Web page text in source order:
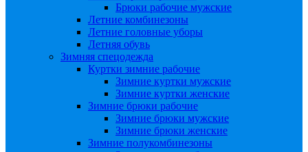
Брюки рабочие мужские
Летние комбинезоны
Летние головные уборы
Летняя обувь
Зимняя спецодежда
Куртки зимние рабочие
Зимние куртки мужские
Зимние куртки женские
Зимние брюки рабочие
Зимние брюки мужские
Зимние брюки женские
Зимние полукомбинезоны